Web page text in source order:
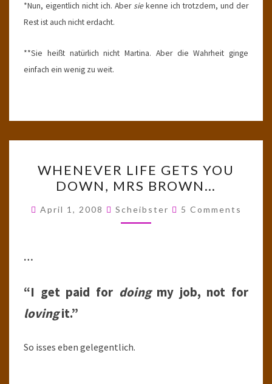
*Nun, eigentlich nicht ich. Abersiekenne ich trotzdem, und der
Rest ist auch nicht erdacht.
**Sie heißt natürlich nicht Martina. Aber die Wahrheit ginge
einfach ein wenig zu weit.
LIFE
GETS
YOU
DOWN,
WHENEVER LIFE GETS YOU
DOWN, MRS BROWN…
April 1, 2008 Scheibster Comments
5 Comments
…
“I get paid for doingmy job, not for
lovingit.”
So isses eben gelegentlich.